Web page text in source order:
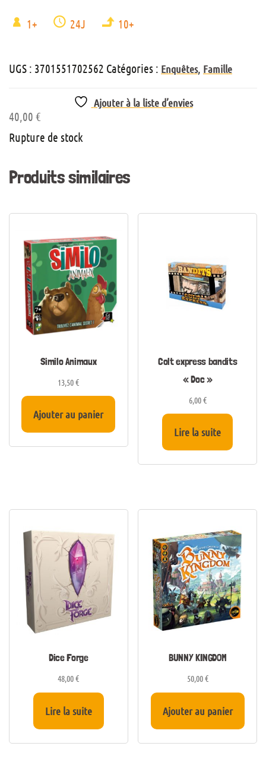
1+ 24J 10+
UGS : 3701551702562 Catégories : Enquêtes, Famille
Ajouter à la liste d’envies
40,00 €
Rupture de stock
Produits similaires
Similo Animaux
13,50€
Ajouter au panier
Colt express bandits
« Doc »
6,00€
Lire la suite
Dice Forge
48,00€
Lire la suite
BUNNY KINGDOM
50,00€
Ajouter au panier